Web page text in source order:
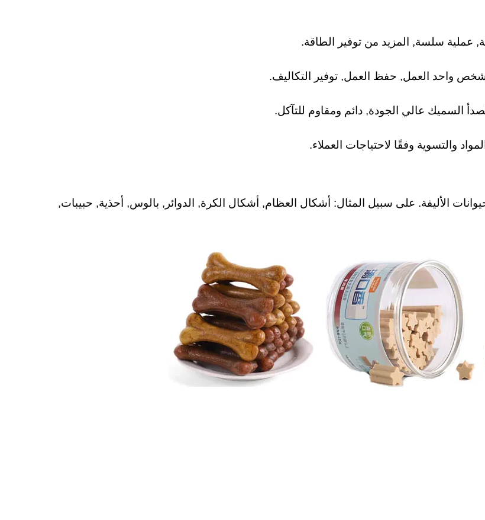
عملية سلسة, المزيد من توفير الطاقة.
واحد العمل, حفظ العمل, توفير التكاليف.
السميك عالي الجودة, دائم ومقاوم للتآكل.
والتسوية وفقًا لاحتياجات العملاء.
الأليفة. على سبيل المثال: أشكال العظام, أشكال الكرة, الدوائر, بالوس, أحذية, حبيبات,